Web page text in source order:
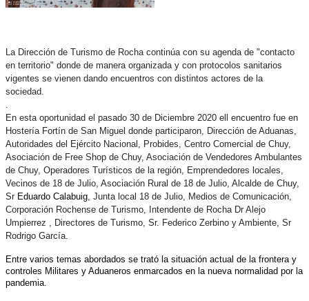
La Dirección de Turismo de Rocha continúa con su agenda de "contacto
en territorio" donde de manera organizada y con protocolos sanitarios
vigentes se vienen dando encuentros con distintos actores de la
sociedad.
.
En esta oportunidad el pasado 30 de Diciembre 2020 ell encuentro fue en
Hostería Fortín de San Miguel donde participaron, Dirección de Aduanas,
Autoridades del Ejército Nacional, Probides, Centro Comercial de Chuy,
Asociación de Free Shop de Chuy, Asociación de Vendedores Ambulantes
de Chuy, Operadores Turísticos de la región, Emprendedores locales,
Vecinos de 18 de Julio, Asociación Rural de 18 de Julio, Alcalde de Chuy,
Sr Eduardo Calabuig, Junta local 18 de Julio, Medios de Comunicación,
Corporación Rochense de Turismo, Intendente de Rocha Dr Alejo
Umpierrez , Directores de Turismo, Sr. Federico Zerbino y Ambiente, Sr
Rodrigo García.
Entre varios temas abordados se trató la situación actual de la frontera y
controles Militares y Aduaneros enmarcados en la nueva normalidad por la
pandemia.